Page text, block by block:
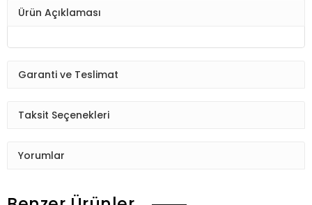
Ürün Açıklaması
Garanti ve Teslimat
Taksit Seçenekleri
Yorumlar